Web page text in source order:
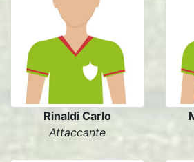
Rinaldi Carlo
Attaccante